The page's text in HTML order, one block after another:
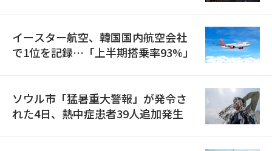
イースター航空、韓国国内航空会社
で1位を記録…「上半期搭乗率93%」
ソウル市「猛暑重大警報」が発令さ
れた4日、熱中症患者39人追加発生